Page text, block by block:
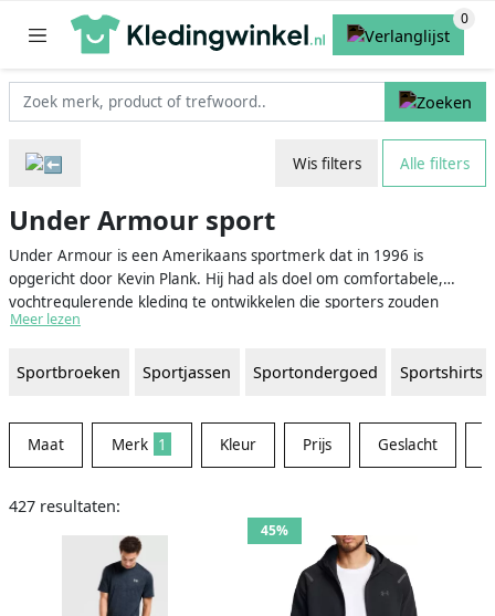
Wis filters Alle filters
Under Armour sport
Under Armour is een Amerikaans sportmerk dat in 1996 is
opgericht door Kevin Plank. Hij had als doel om comfortabele,
vochtregulerende kleding te ontwikkelen die sporters zouden
helpen om hun prestaties te verbeteren. Sindsdien is het merk
sportkleding, schoenen en accessoires. De sportkleding van Under
iedereen die graag aan sport doet. De kleding is ontworpen om je
droog, koel en comfortabel te houden tijdens je trainingen of
wedstrijden, ongeacht het weer of de intensiteit van de inspanning.
Meer lezen
Sportbroeken Sportjassen Sportondergoed Sportshirts
Maat Merk 1 Kleur Prijs Geslacht
427 resultaten:
45%